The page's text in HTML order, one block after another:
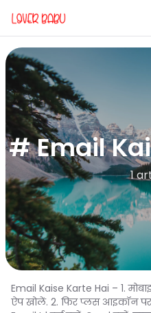
# Email
1
Email Kaise Karte Hai – 1.
ऐप खोलें. 2. फिर प्लस आइकॉन